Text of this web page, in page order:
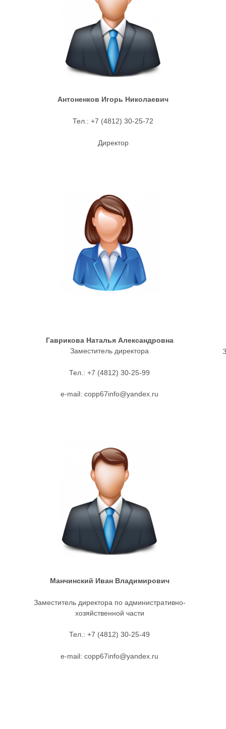
Антоненков Игорь Николаевич
Тел.: +7 (4812) 30-25-72
Директор
Гаврикова Наталья Александровна
Заместитель директора
Тел.: +7 (4812) 30-25-99
e-mail: copp67info@yandex.ru
Манчинский Иван Владимирович
Заместитель директора по административно-
хозяйственной части
Тел.: +7 (4812) 30-25-49
е-mail: copp67info@yandex.ru